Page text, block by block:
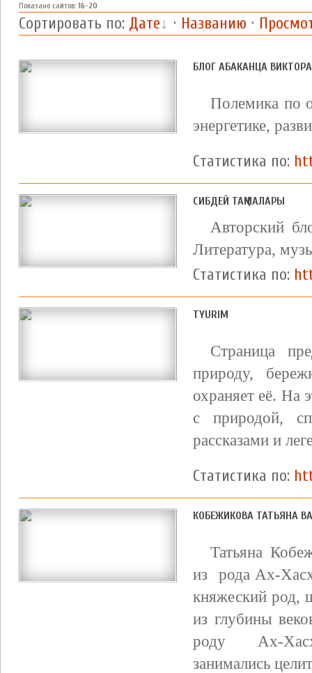
Показано сайтов: 16-20
Сортировать по: Дате · Названию ·
БЛОГ АБАКАНЦА
Полемика по
энергетике,
Статистика по:
СИБДЕЙ ТАҢМАЛАРЫ
Авторский
Литература,
Статистика по:
TYURIM
Страница
природу,
охраняет её. На
с природой,
рассказами и
Статистика по:
КОБЕЖИКОВА ТАТЬЯНА
Татьяна
из рода Ах-
княжеский род,
из глубины
роду Ах-
занимались